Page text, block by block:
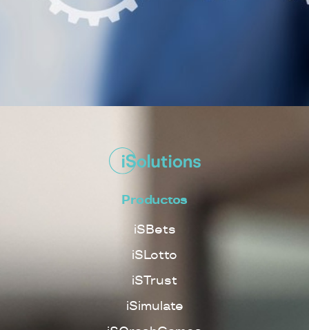
Productos
iSBets
iSLotto
iSTrust
iSimulate